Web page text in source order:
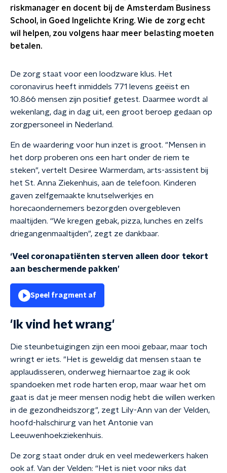
riskmanager en docent bij de Amsterdam Business
School, in Goed Ingelichte Kring. Wie de zorg echt
wil helpen, zou volgens haar meer belasting moeten
betalen.
De zorg staat voor een loodzware klus. Het
coronavirus heeft inmiddels 771 levens geëist en
10.866 mensen zijn positief getest. Daarmee wordt al
wekenlang, dag in dag uit, een groot beroep gedaan op
zorgpersoneel in Nederland.
En de waardering voor hun inzet is groot. "Mensen in
het dorp proberen ons een hart onder de riem te
steken", vertelt Desiree Warmerdam, arts-assistent bij
het St. Anna Ziekenhuis, aan de telefoon. Kinderen
gaven zelfgemaakte knutselwerkjes en
horecaondernemers bezorgden overgebleven
maaltijden. “We kregen gebak, pizza, lunches en zelfs
driegangenmaaltijden", zegt ze dankbaar.
‘Veel coronapatiënten sterven alleen door tekort
aan beschermende pakken’
Speel fragment af
'Ik vind het wrang'
Die steunbetuigingen zijn een mooi gebaar, maar toch
wringt er iets. "Het is geweldig dat mensen staan te
applaudisseren, onderweg hiernaartoe zag ik ook
spandoeken met rode harten erop, maar waar het om
gaat is dat je meer mensen nodig hebt die willen werken
in de gezondheidszorg", zegt Lily-Ann van der Velden,
hoofd-halschirurg van het Antonie van
Leeuwenhoekziekenhuis.
De zorg staat onder druk en veel medewerkers haken
ook af. Van der Velden: “Het is niet voor niks dat